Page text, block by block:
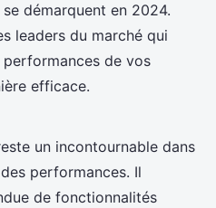
démarquent en 2024.
leaders du marché qui
de vos
efficace.
un incontournable dans
performances. Il
de fonctionnalités